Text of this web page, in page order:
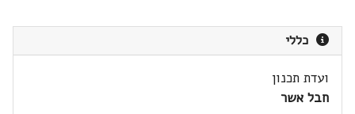
כללי
ועדת תכנון
חבל אשר